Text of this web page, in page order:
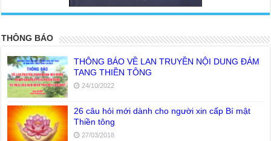
THÔNG BÁO
THÔNG BÁO VỀ LAN TRUYỀN NỘI DUNG ĐÁM
TANG THIỀN TÔNG
24/10/2022
26 câu hỏi mới dành cho người xin cấp Bí mật
Thiền tông
27/03/2018